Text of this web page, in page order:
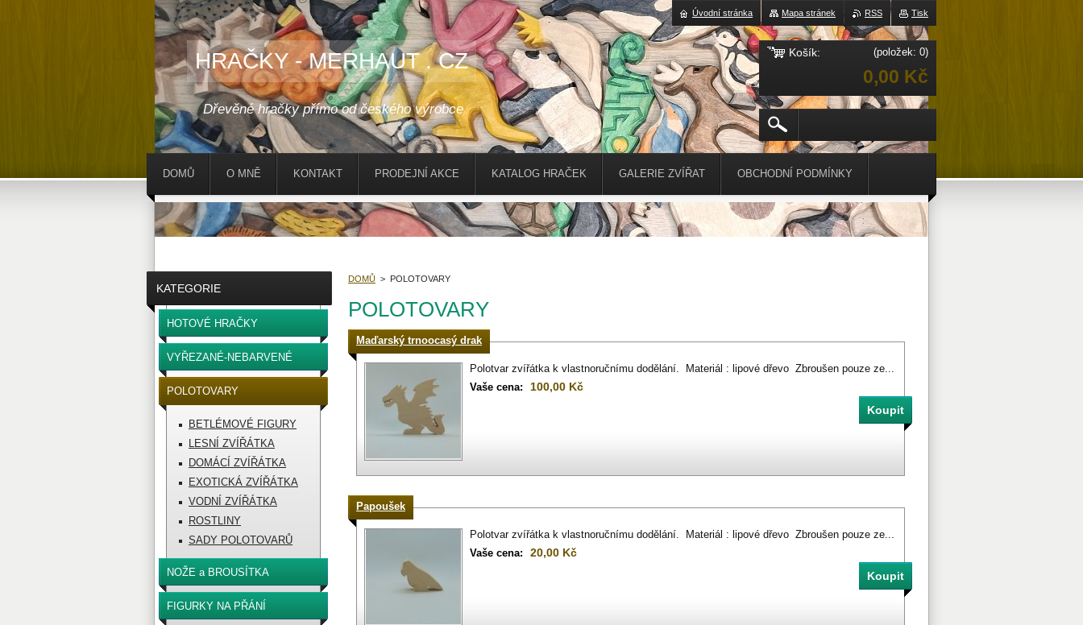
HRAČKY - MERHAUT . CZ
Dřevěné hračky přímo od českého výrobce
DOMŮ > POLOTOVARY
POLOTOVARY
Maďarský trnoocasý drak
Polotvar zvířátka k vlastnoručnímu dodělání. Materiál : lipové dřevo Zbroušen pouze ze...
Vaše cena:
100,00 Kč
Papoušek
Polotvar zvířátka k vlastnoručnímu dodělání. Materiál : lipové dřevo Zbroušen pouze ze...
Vaše cena:
20,00 Kč
KATEGORIE
HOTOVÉ HRAČKY
VYŘEZANÉ-NEBARVENÉ
POLOTOVARY
BETLÉMOVÉ FIGURY
LESNÍ ZVÍŘÁTKA
DOMÁCÍ ZVÍŘÁTKA
EXOTICKÁ ZVÍŘÁTKA
VODNÍ ZVÍŘÁTKA
ROSTLINY
SADY POLOTOVARŮ
NOŽE a BROUSÍTKA
FIGURKY NA PŘÁNÍ
DOMŮ O MNĚ KONTAKT PRODEJNÍ AKCE KATALOG HRAČEK GALERIE ZVÍŘAT OBCHODNÍ PODMÍNKY
Tisk
RSS
Mapa stránek
Úvodní stránka
Košík: (položek: 0)
0,00 Kč